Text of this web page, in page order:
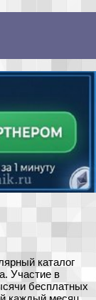
каталог
Участие в
бесплатных